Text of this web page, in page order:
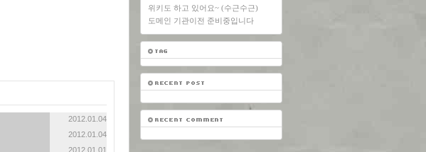
2012.01.04
2012.01.04
2012.01.01
위키도 하고 있어요~ (수근수근)
도메인 기관이전 준비중입니다